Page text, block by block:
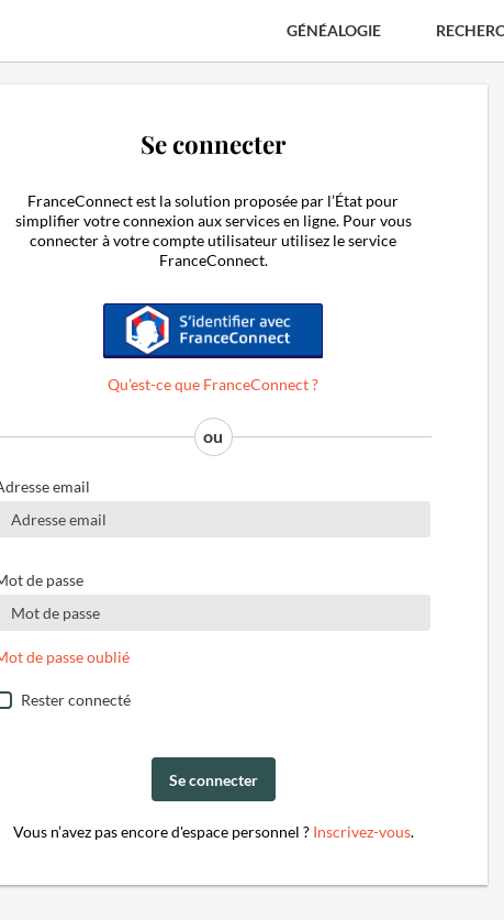
GÉNÉALOGIE
Se connecter
FranceConnect est la solution proposée par l’État pour
simplifier votre connexion aux services en ligne. Pour vous
connecter à votre compte utilisateur utilisez le service
FranceConnect.
S'identifier avec FranceConnect
Qu’est-ce que FranceConnect ?
email
de passe
de passe oublié
Rester connecté
Se connecter
Vous n’avez pas encore d'espace personnel ? Inscrivez-vous.